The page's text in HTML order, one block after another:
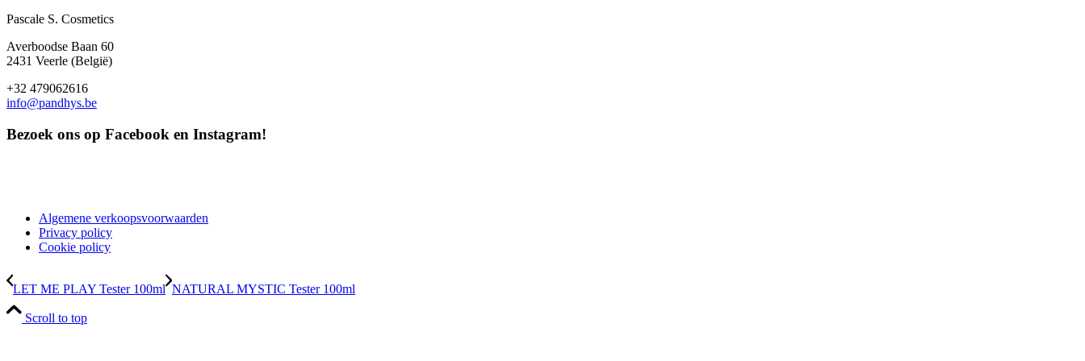
Pascale S. Cosmetics
Averboodse Baan 60
2431 Veerle (België)
+32 479062616
info@pandhys.be
Bezoek ons op Facebook en Instagram!
Algemene verkoopsvoorwaarden
Privacy policy
Cookie policy
LET ME PLAY Tester 100ml NATURAL MYSTIC Tester 100ml
Scroll to top